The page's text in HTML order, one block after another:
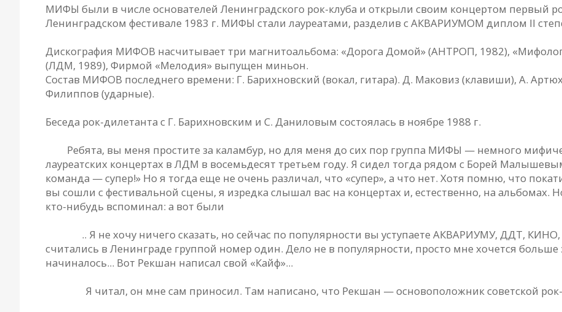
МИФЫ были в числе основателей Ленинградского рок-клуба и открыли своим концертом первый
Ленинградском фестивале 1983 г. МИФЫ стали лауреатами, разделив с АКВАРИУМОМ диплом II
Дискография МИФОВ насчитывает три магнитоальбома: «Дорога Домой» (АНТРОП, 1982),
(ЛДМ, 1989), Фирмой «Мелодия» выпущен миньон.
Состав МИФОВ последнего времени: Г. Барихновский (вокал, гитара). Д. Маковиз (клавиши), А. Артюх
Филиппов (ударные).
Беседа рок-дилетанта с Г. Барихновским и С. Даниловым состоялась в ноябре 1988 г.
Ребята, вы меня простите за каламбур, но для меня до сих пор группа МИФЫ — немного
лауреатских концертах в ЛДМ в восемьдесят третьем году. Я сидел тогда рядом с Борей
команда — супер!» Но я тогда еще не очень различал, что «супер», а что нет. Хотя помню, что
вы сошли с фестивальной сцены, я изредка слышал вас на концертах и, естественно, на альбомах.
кто-нибудь вспоминал: а вот были
.. Я не хочу ничего сказать, но сейчас по популярности вы уступаете АКВАРИУМУ, ДДТ,
считались в Ленинграде группой номер один. Дело не в популярности, просто мне хочется больше
начиналось... Вот Рекшан написал свой «Кайф»...
Я читал, он мне сам приносил. Там написано, что Рекшан — основоположник советской